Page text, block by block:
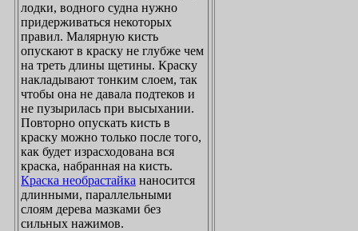
лодки, водного судна нужно
придерживаться некоторых
правил. Малярную кисть
опускают в краску не глубже чем
на треть длины щетины. Краску
накладывают тонким слоем, так
чтобы она не давала подтеков и
не пузырилась при высыхании.
Повторно опускать кисть в
краску можно только после того,
как будет израсходована вся
краска, набранная на кисть.
Краска необрастайка
длинными, параллельными
слоям дерева мазками без
сильных нажимов.